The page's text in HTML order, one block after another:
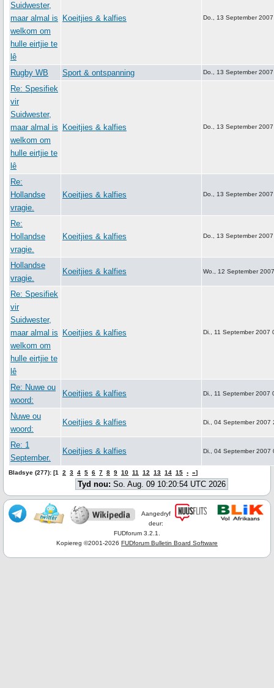
Suidwester,
maar almal is
welkom om
hulle eirtjie te
lê
Koeitjies & kalfies Do., 13 September
Rugby WB Sport & ontspanning Do., 13 September
Re: Spesifiek
vir
Suidwester,
maar almal is
welkom om
hulle eirtjie te
lê
Koeitjies & kalfies Do., 13 September
Re:
Hollandse
vragie.
Koeitjies & kalfies Do., 13 September
Re:
Hollandse
vragie.
Koeitjies & kalfies Do., 13 September
Hollandse
vragie.
Koeitjies & kalfies Wo., 12 September
Re: Spesifiek
vir
Suidwester,
maar almal is
welkom om
hulle eirtjie te
lê
Koeitjies & kalfies Di., 11 September 2007
Re: Nuwe ou
woord:
Koeitjies & kalfies Di., 11 September 2007
Nuwe ou
woord:
Koeitjies & kalfies Di., 04 September 2007
Re: 1
September.
Koeitjies & kalfies Di., 04 September 2007
Bladsye (277): [1 2 3 4 5 6 7 8 9 10 11 12 13 14 15 › »]
Tyd nou: So. Aug. 09 10:20:54 UTC 2026
Aangedryf
deur:
FUDforum 3.2.1.
Kopiereg ©2001-2026 FUDforum Bulletin Board Software